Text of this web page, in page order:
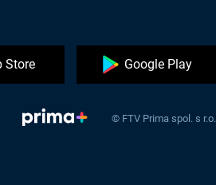
Store Google Play
© FTV Prima spol. s r.o.